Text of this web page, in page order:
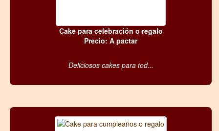
Cake para celebración o regalo
Precio: A pactar
Deliciosos cakes para tod...